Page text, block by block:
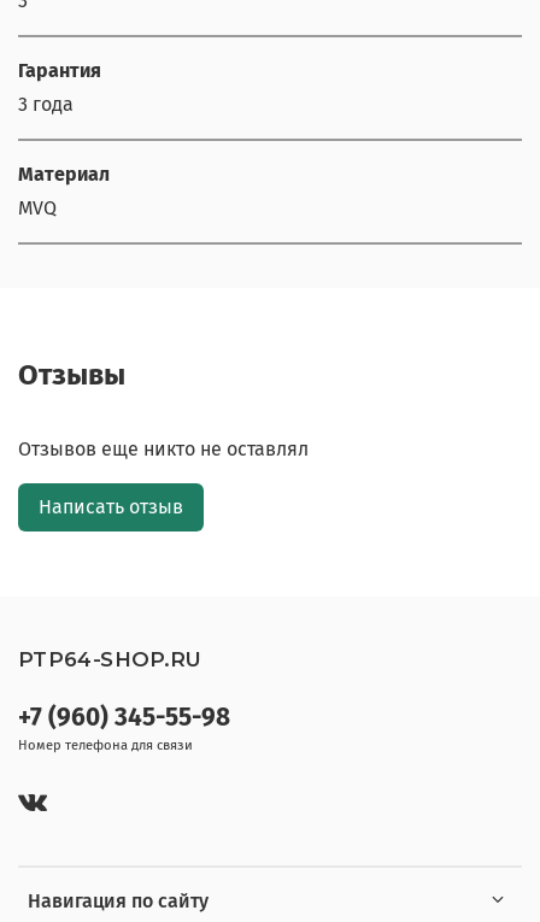
Гарантия
3 года
Материал
MVQ
Отзывы
Отзывов еще никто не оставлял
Написать отзыв
Навигация по сайту
+7 (960) 345-55-98
Номер телефона для связи
PTP64-SHOP.RU